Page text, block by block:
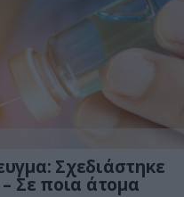
Σχεδιάστηκε
Σε ποια άτομα